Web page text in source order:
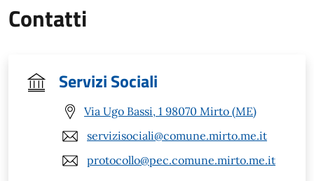
Contatti
Servizi Sociali
Via Ugo Bassi, 1 98070 Mirto (ME)
servizisociali@comune.mirto.me.it
protocollo@pec.comune.mirto.me.it